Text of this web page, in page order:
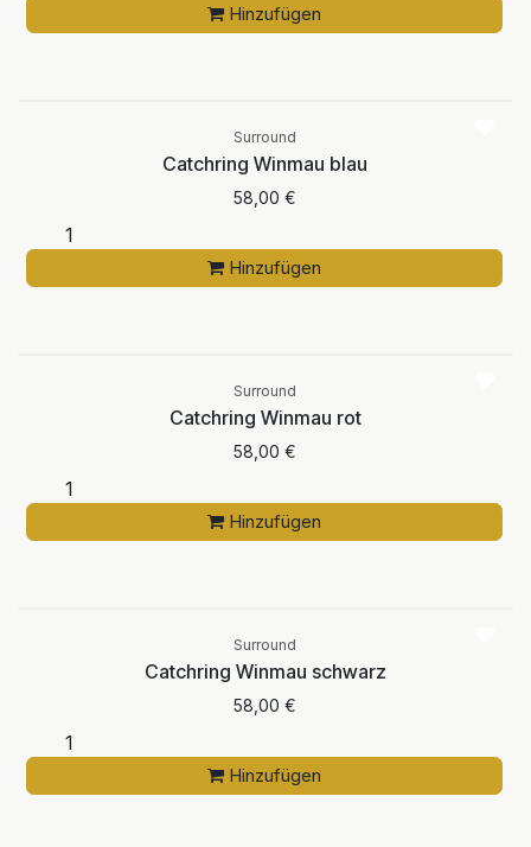
Hinzufügen
Surround
Catchring Winmau blau
58,00 €
Hinzufügen
Surround
Catchring Winmau rot
58,00 €
Hinzufügen
Surround
Catchring Winmau schwarz
58,00 €
Hinzufügen